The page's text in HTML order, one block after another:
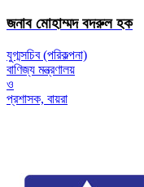
জনাব মোহাম্মদ বদরুল হক
যুগ্মসচিব (পরিকল্পনা)
বাণিজ্য মন্ত্রণালয়
ও
প্রশাসক, বায়রা